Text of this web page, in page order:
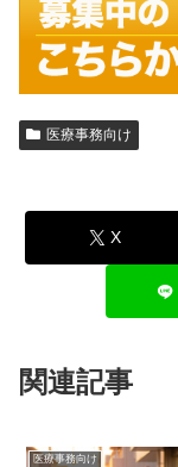
医療事務向け
X
関連記事
医療事務向け